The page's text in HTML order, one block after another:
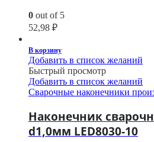
0 out of 5
52,98 ₽
В корзину
Добавить в список желаний
Быстрый просмотр
Добавить в список желаний
Сварочные наконечники
Наконечник
d1,0мм LED8030-10